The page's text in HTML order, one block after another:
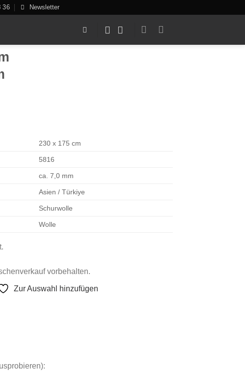
36 Newsletter
230 x 175 cm
5816
ca. 7,0 mm
Asien / Türkiye
Schurwolle
Wolle
vorbehalten.
Zur Auswahl hinzufügen